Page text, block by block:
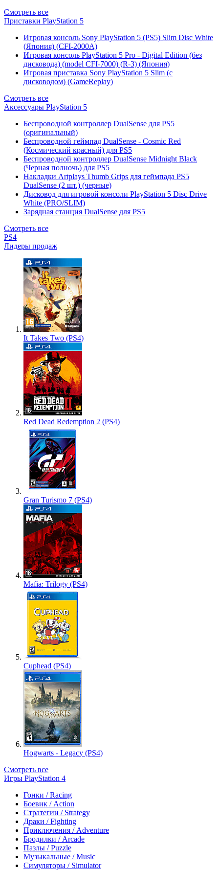
Смотреть все
Приставки PlayStation 5
Игровая консоль Sony PlayStation 5 (PS5) Slim Disc White
(Япония) (CFI-2000A)
Игровая консоль PlayStation 5 Pro - Digital Edition (без
дисковода) (model CFI-7000) (R-3) (Япония)
Игровая приставка Sony PlayStation 5 Slim (с
дисководом) (GameReplay)
Смотреть все
Аксессуары PlayStation 5
Беспроводной контроллер DualSense для PS5
(оригинальный)
Беспроводной геймпад DualSense - Cosmic Red
(Космический красный) для PS5
Беспроводной контроллер DualSense Midnight Black
(Черная полночь) для PS5
Накладки Artplays Thumb Grips для геймпада PS5
DualSense (2 шт.) (черные)
Дисковод для игровой консоли PlayStation 5 Disc Drive
White (PRO/SLIM)
Зарядная станция DualSense для PS5
Смотреть все
PS4
Лидеры продаж
It Takes Two (PS4)
Red Dead Redemption 2 (PS4)
Gran Turismo 7 (PS4)
Mafia: Trilogy (PS4)
Cuphead (PS4)
Hogwarts - Legacy (PS4)
Смотреть все
Игры PlayStation 4
Гонки / Racing
Боевик / Action
Стратегии / Strategy
Драки / Fighting
Приключения / Adventure
Бродилки / Arcade
Пазлы / Puzzle
Музыкальные / Music
Симуляторы / Simulator